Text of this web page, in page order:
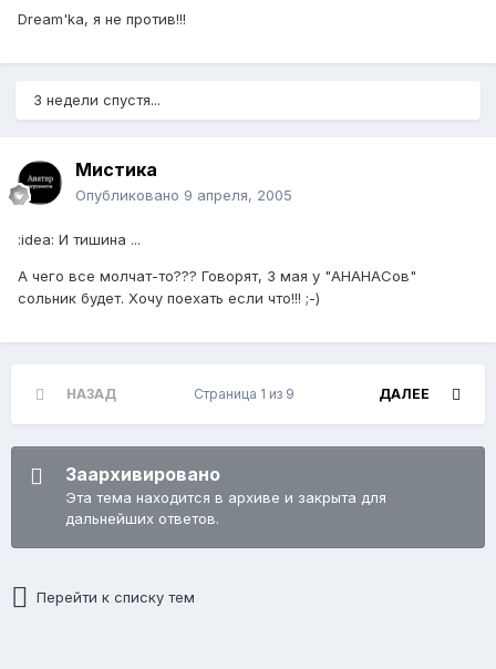
Dream'ka, я не против!!!
3 недели спустя...
Мистика
Опубликовано 9 апреля, 2005
:idea: И тишина ...
А чего все молчат-то??? Говорят, 3 мая у "АНАНАСов"
сольник будет. Хочу поехать если что!!! ;-)
НАЗАД ДАЛЕЕ
Страница 1 из 9
Заархивировано
Эта тема находится в архиве и закрыта для
дальнейших ответов.
Перейти к списку тем